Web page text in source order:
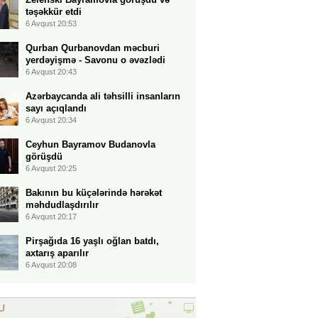
təşəkkür etdi
6 Avqust 20:53
Qurban Qurbanovdan məcburi
yerdəyişmə - Savonu o əvəzlədi
6 Avqust 20:43
Azərbaycanda ali təhsilli insanların
sayı açıqlandı
6 Avqust 20:34
Ceyhun Bayramov Budanovla
görüşdü
6 Avqust 20:25
Bakının bu küçələrində hərəkət
məhdudlaşdırılır
6 Avqust 20:17
Pirşağıda 16 yaşlı oğlan batdı,
axtarış aparılır
6 Avqust 20:08